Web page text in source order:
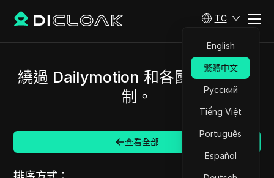
TC
English
繁體中文
Русский
Tiếng Việt
Português
Español
繞過 Dailymotion 和各國/地區的限
制。
查看全部